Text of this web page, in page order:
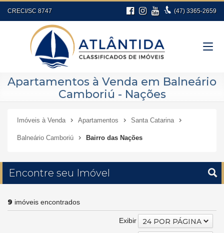
CRECI/SC 8747 (47) 3365-2659
Apartamentos à Venda em Balneário
Camboriú - Nações
Imóveis à Venda Apartamentos Santa Catarina
Balneário Camboriú Bairro das Nações
Encontre seu Imóvel
9 imóveis encontrados
Exibir 24 POR PÁGINA